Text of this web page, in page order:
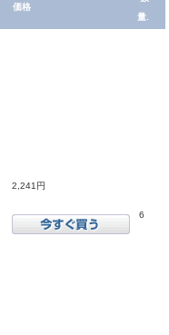
価格
量.
2,241円
6